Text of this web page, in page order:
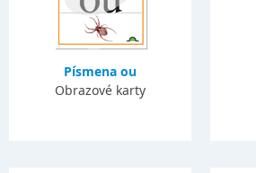
Písmena ou
Obrazové karty